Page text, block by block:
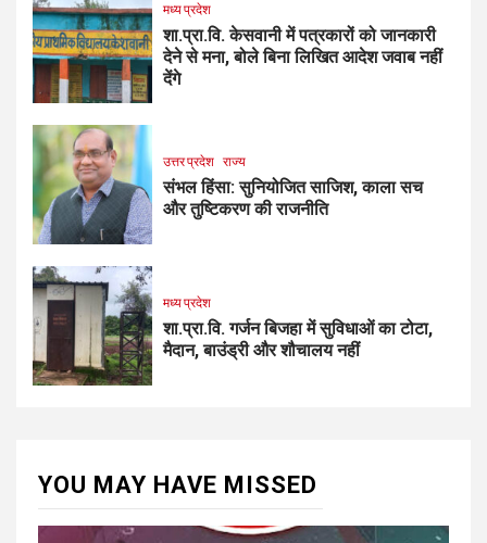
मध्य प्रदेश
शा.प्रा.वि. केसवानी में पत्रकारों को जानकारी
देने से मना, बोले बिना लिखित आदेश जवाब नहीं
देंगे
उत्तर प्रदेश राज्य
संभल हिंसा: सुनियोजित साजिश, काला सच
और तुष्टिकरण की राजनीति
मध्य प्रदेश
शा.प्रा.वि. गर्जन बिजहा में सुविधाओं का टोटा,
मैदान, बाउंड्री और शौचालय नहीं
YOU MAY HAVE MISSED